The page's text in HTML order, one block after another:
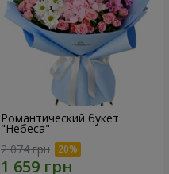
Романтический букет
"Небеса"
2 074 грн